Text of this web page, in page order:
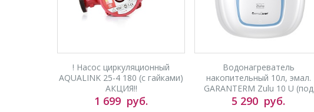
! Насос циркуляционный
AQUALINK 25-4 180 (с гайками)
АКЦИЯ!!
1 699 руб.
Водонагреватель
накопительный 10л, эмал.
GARANTERM Zulu 10 U (под
раковину) АКЦИЯ!!!
5 290 руб.